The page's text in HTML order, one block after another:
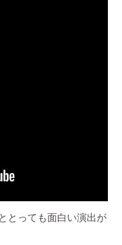
とっても面白い演出が